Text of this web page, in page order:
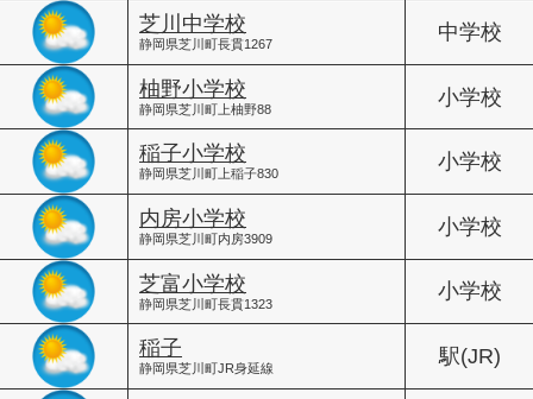
芝川中学校
静岡県芝川町長貫1267
中学校
柚野小学校
静岡県芝川町上柚野88
小学校
稲子小学校
静岡県芝川町上稲子830
小学校
内房小学校
静岡県芝川町内房3909
小学校
芝富小学校
静岡県芝川町長貫1323
小学校
稲子
静岡県芝川町JR身延線
駅(JR)